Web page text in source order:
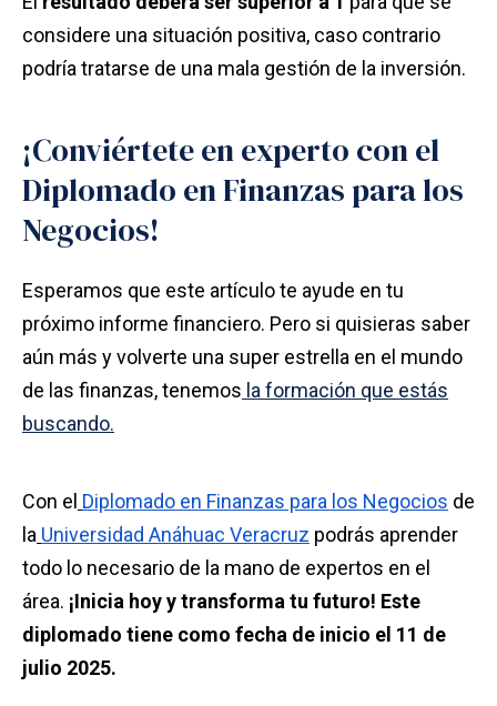
considere una situación positiva, caso contrario
podría tratarse de una mala gestión de la inversión.
¡Conviértete en experto con el
Diplomado en Finanzas para los
Negocios!
Esperamos que este artículo te ayude en tu
próximo informe financiero. Pero si quisieras saber
aún más y volverte una super estrella en el mundo
de las finanzas, tenemos la formación que estás
buscando.
Con el Diplomado en Finanzas para los Negocios de
la Universidad Anáhuac Veracruz podrás aprender
todo lo necesario de la mano de expertos en el
área. ¡Inicia hoy y transforma tu futuro! Este
diplomado tiene como fecha de inicio el 11 de
julio 2025.